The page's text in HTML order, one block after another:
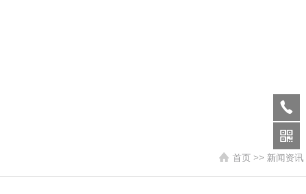
首页 >> 新闻资讯